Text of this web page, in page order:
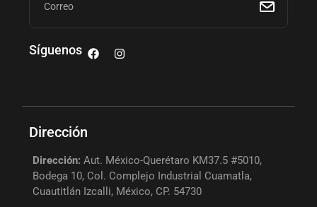
Síguenos
Dirección
Dirección: Aut. México-Querétaro KM37.5 #5010,
Bodega 10, Col. Complejo Industrial Cuamatla,
Cuautitlán Izcalli, México, CP. 54730